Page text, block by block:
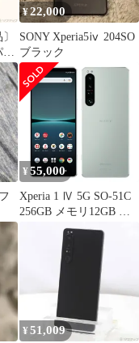
¥22,000
SONY Xperia5ⅳ 204SO
ブラック
¥ 55,000
Xperia 1 Ⅳ 5G SO-51C
256GB メモリ12GB リ
アルタイム瞳AF HDR
ディスプレイ 120Hz 特
典付 docomo版 SIMフリ
ー d14wh-a85z6 クリー
ニング済み 動作確認済
み 保証付き
¥51,009